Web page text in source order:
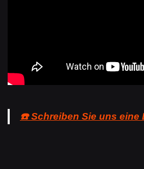
☎️ Schreiben Sie uns eine